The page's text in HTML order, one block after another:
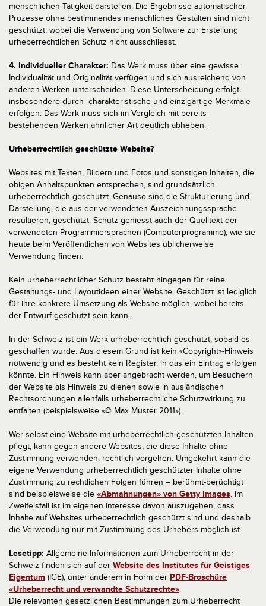
menschlichen Tätigkeit darstellen. Die Ergebnisse automatischer
Prozesse ohne bestimmendes menschliches Gestalten sind nicht
geschützt, wobei die Verwendung von Software zur Erstellung
urheberrechtlichen Schutz nicht ausschliesst.
4. Individueller Charakter: Das Werk muss über eine gewisse
Individualität und Originalität verfügen und sich ausreichend von
anderen Werken unterscheiden. Diese Unterscheidung erfolgt
insbesondere durch charakteristische und einzigartige Merkmale
erfolgen. Das Werk muss sich im Vergleich mit bereits
bestehenden Werken ähnlicher Art deutlich abheben.
Urheberrechtlich geschützte Website?
Websites mit Texten, Bildern und Fotos und sonstigen Inhalten, die
obigen Anhaltspunkten entsprechen, sind grundsätzlich
urheberrechtlich geschützt. Genauso sind die Strukturierung und
Darstellung, die aus der verwendeten Auszeichnungssprache
resultieren, geschützt. Schutz geniesst auch der Quelltext der
verwendeten Programmiersprachen (Computerprogramme), wie sie
heute beim Veröffentlichen von Websites üblicherweise
Verwendung finden.
Kein urheberrechtlicher Schutz besteht hingegen für reine
Gestaltungs- und Layoutideen einer Website. Geschützt ist lediglich
für ihre konkrete Umsetzung als Website möglich, wobei bereits
der Entwurf geschützt sein kann.
In der Schweiz ist ein Werk urheberrechtlich geschützt, sobald es
geschaffen wurde. Aus diesem Grund ist kein «Copyright»-Hinweis
notwendig und es besteht kein Register, in das ein Eintrag erfolgen
könnte. Ein Hinweis kann aber angebracht werden, um Besuchern
der Website als Hinweis zu dienen sowie in ausländischen
Rechtsordnungen allenfalls urheberrechtliche Schutzwirkung zu
entfalten (beispielsweise «© Max Muster 2011»).
Wer selbst eine Website mit urheberrechtlich geschützten Inhalten
pflegt, kann gegen andere Websites, die diese Inhalte ohne
Zustimmung verwenden, rechtlich vorgehen. Umgekehrt kann die
eigene Verwendung urheberrechtlich geschützter Inhalte ohne
Zustimmung zu rechtlichen Folgen führen – berühmt-berüchtigt
sind beispielsweise die «Abmahnungen» von Getty Images. Im
Zweifelsfall ist im eigenen Interesse davon auszugehen, dass
Inhalte auf Websites urheberrechtlich geschützt sind und deshalb
die Verwendung nur mit Zustimmung des Urhebers möglich ist.
Lesetipp: Allgemeine Informationen zum Urheberrecht in der
Schweiz finden sich auf der Website des Institutes für Geistiges
Eigentum (IGE), unter anderem in Form der PDF-Broschüre
«Urheberrecht und verwandte Schutzrechte».
Die relevanten gesetzlichen Bestimmungen zum Urheberrecht